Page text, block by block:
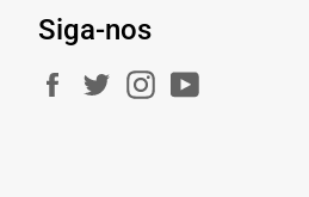
Siga-nos
FacebookTwitterInstagram